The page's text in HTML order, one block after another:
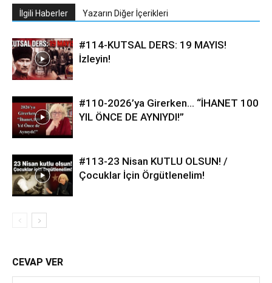
İlgili Haberler Yazarın Diğer İçerikleri
#114-KUTSAL DERS: 19 MAYIS!
İzleyin!
#110-2026’ya Girerken… “İHANET 100
YIL ÖNCE DE AYNIYDI!”
#113-23 Nisan KUTLU OLSUN! /
Çocuklar İçin Örgütlenelim!
CEVAP VER